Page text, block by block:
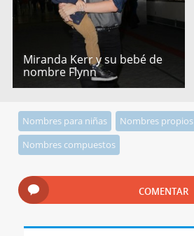
Miranda Kerr y su bebé de
nombre Flynn
Nombres para niñas Nombres propios
Nombres compuestos
COMENTAR